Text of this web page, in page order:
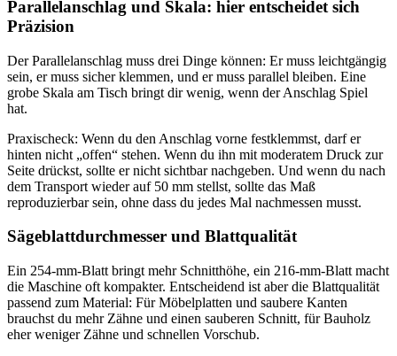
Parallelanschlag und Skala: hier entscheidet sich
Präzision
Der Parallelanschlag muss drei Dinge können: Er muss leichtgängig
sein, er muss sicher klemmen, und er muss parallel bleiben. Eine
grobe Skala am Tisch bringt dir wenig, wenn der Anschlag Spiel
hat.
Praxischeck: Wenn du den Anschlag vorne festklemmst, darf er
hinten nicht „offen“ stehen. Wenn du ihn mit moderatem Druck zur
Seite drückst, sollte er nicht sichtbar nachgeben. Und wenn du nach
dem Transport wieder auf 50 mm stellst, sollte das Maß
reproduzierbar sein, ohne dass du jedes Mal nachmessen musst.
Sägeblattdurchmesser und Blattqualität
Ein 254-mm-Blatt bringt mehr Schnitthöhe, ein 216-mm-Blatt macht
die Maschine oft kompakter. Entscheidend ist aber die Blattqualität
passend zum Material: Für Möbelplatten und saubere Kanten
brauchst du mehr Zähne und einen sauberen Schnitt, für Bauholz
eher weniger Zähne und schnellen Vorschub.